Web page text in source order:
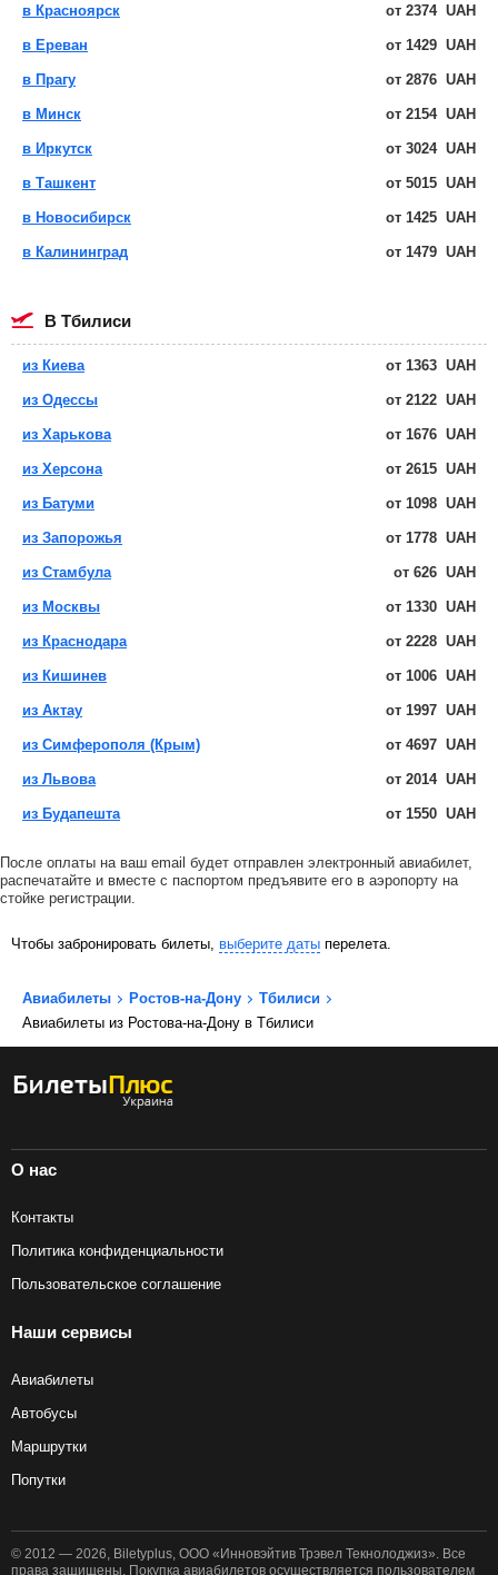
в Красноярск от 2374 UAH
в Ереван от 1429 UAH
в Прагу от 2876 UAH
в Минск от 2154 UAH
в Иркутск от 3024 UAH
в Ташкент от 5015 UAH
в Новосибирск от 1425 UAH
в Калининград от 1479 UAH
в Тбилиси
из Киева от 1363 UAH
из Одессы от 2122 UAH
из Харькова от 1676 UAH
из Херсона от 2615 UAH
из Батуми от 1098 UAH
из Запорожья от 1778 UAH
из Стамбула от 626 UAH
из Москвы от 1330 UAH
из Краснодара от 2228 UAH
из Кишинев от 1006 UAH
из Актау от 1997 UAH
из Симферополя (Крым) от 4697 UAH
из Львова от 2014 UAH
из Будапешта от 1550 UAH
После оплаты на ваш email будет отправлен электронный авиабилет,
распечатайте и вместе с паспортом предъявите его в аэропорту на
стойке регистрации.
Чтобы забронировать билеты, выберите даты перелета.
Авиабилеты Ростов-на-Дону
Тбилиси
Авиабилеты из Ростова-на-Дону в Тбилиси
О нас
Контакты
Политика конфиденциальности
Пользовательское соглашение
Наши сервисы
Авиабилеты
Автобусы
Маршрутки
Попутки
© 2012 — 2026, Biletyplus, ООО «Инновэйтив Трэвел Текнолоджиз». Все
права защищены. Покупка авиабилетов осуществляется пользователем